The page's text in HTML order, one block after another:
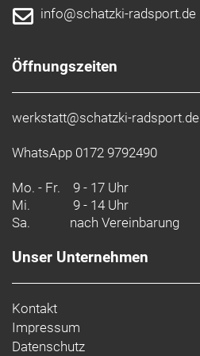
info@schatzki-radsport.de
Öffnungszeiten
werkstatt@schatzki-radsport.de
WhatsApp 0172 9792490
Mo. - Fr. 9 - 17 Uhr
Mi.
9 - 14 Uhr
Sa.
nach Vereinbarung
Unser Unternehmen
Kontakt
Impressum
Datenschutz